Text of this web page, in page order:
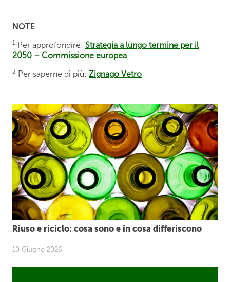
NOTE
1 Per approfondire: Strategia a lungo termine per il
2050 – Commissione europea
2 Per saperne di più: Zignago Vetro
Riuso e riciclo: cosa sono e in cosa differiscono
10 Giugno 2026